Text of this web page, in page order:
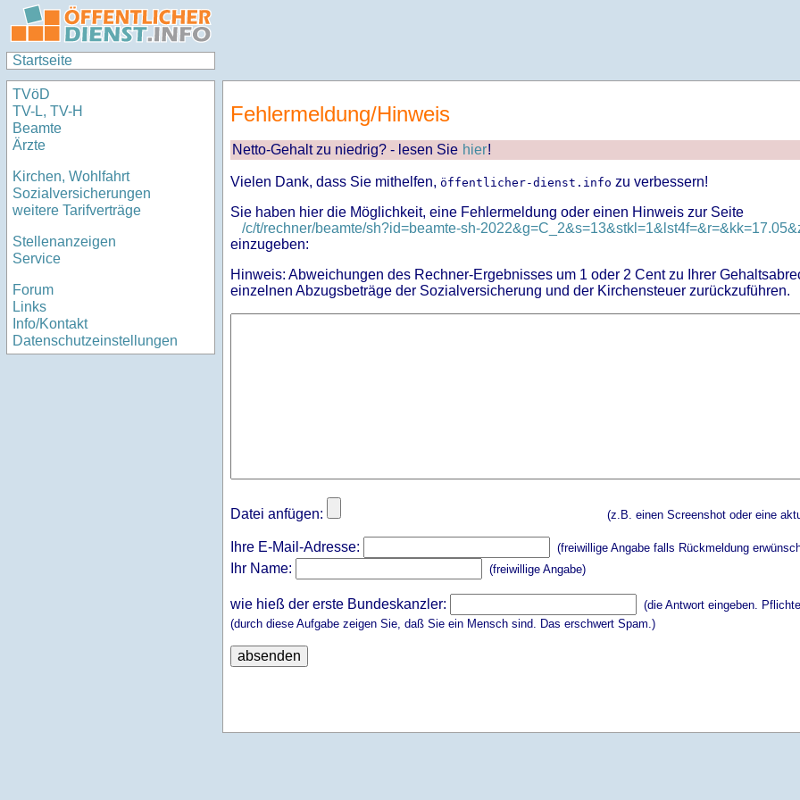
Startseite
TVöD
TV-L, TV-H
Beamte
Ärzte
Kirchen, Wohlfahrt
Sozialversicherungen
weitere Tarifverträge
Stellenanzeigen
Service
Forum
Links
Info/Kontakt
Datenschutzeinstellungen
Fehlermeldung/Hinweis
Netto-Gehalt zu niedrig? - lesen Sie hier!
Vielen Dank, dass Sie mithelfen, öffentlicher-dienst.info zu verbessern!
Sie haben hier die Möglichkeit, eine Fehlermeldung oder einen Hinweis zur Seite
/c/t/rechner/beamte/sh?id=beamte-sh-
einzugeben:
Hinweis: Abweichungen des Rechner-Ergebnisses um 1 oder 2 Cent zu Ihrer
einzelnen Abzugsbeträge der Sozialversicherung und der Kirchensteuer zurückzuführen.
Datei anfügen: (z.B. einen Screenshot oder eine
Ihre E-Mail-Adresse: (freiwillige Angabe falls Rückmeldung
Ihr Name: (freiwillige Angabe)
wie hieß der erste Bundeskanzler:
(die Antwort eingeben.
(durch diese Aufgabe zeigen Sie, daß Sie ein Mensch sind. Das erschwert Spam.)